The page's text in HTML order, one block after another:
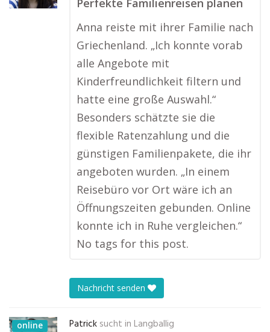
Perfekte Familienreisen planen
Anna reiste mit ihrer Familie nach
Griechenland. „Ich konnte vorab
alle Angebote mit
Kinderfreundlichkeit filtern und
hatte eine große Auswahl.“
Besonders schätzte sie die
flexible Ratenzahlung und die
günstigen Familienpakete, die ihr
angeboten wurden. „In einem
Reisebüro vor Ort wäre ich an
Öffnungszeiten gebunden. Online
konnte ich in Ruhe vergleichen.“
No tags for this post.
Nachricht senden
online Patrick sucht in Langballig